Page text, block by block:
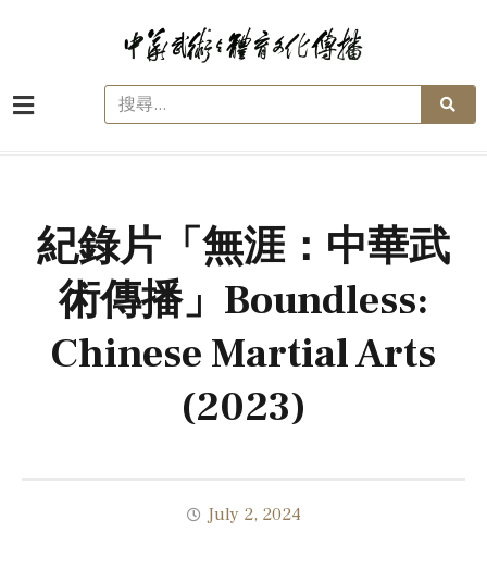
紀錄片「無涯：中華武
術傳播」Boundless:
Chinese Martial Arts
(2023)
July 2, 2024